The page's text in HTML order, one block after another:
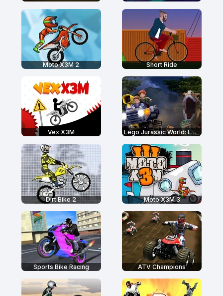
Moto X3M 2 Short Ride
Vex X3M Lego Jurassic World: Legend of Isla Nublar
Dirt Bike 2 Moto X3M 3
Sports Bike Racing ATV Champions